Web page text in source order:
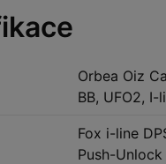
Orbea Oiz
BB, UFO2, I-
Fox i-line
Push-